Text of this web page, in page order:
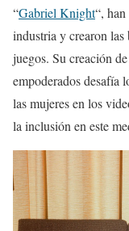
“Gabriel Knight“,
industria y crearon las
juegos. Su creación
empoderados desafía
las mujeres en los
la inclusión en este